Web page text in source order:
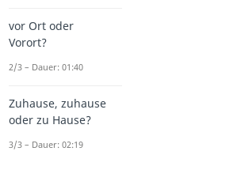
vor Ort oder
Vorort?
2/3 – Dauer: 01:40
Zuhause, zuhause
oder zu Hause?
3/3 – Dauer: 02:19